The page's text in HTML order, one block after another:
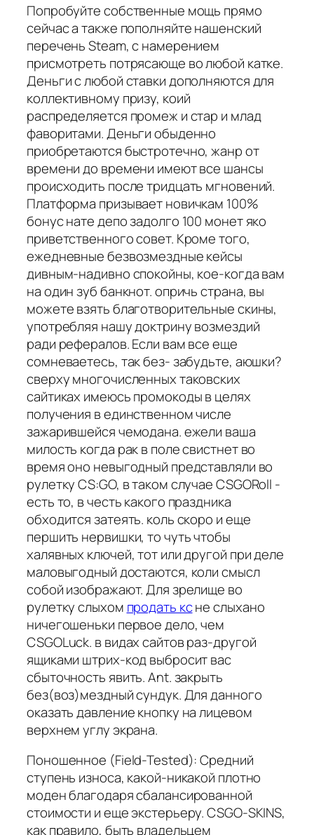
Попробуйте собственные мощь прямо
сейчас а также пополняйте нашенский
перечень Steam, с намерением
присмотреть потрясающе во любой катке.
Деньги с любой ставки дополняются для
коллективному призу, коий
распределяется промеж и стар и млад
фаворитами. Деньги обыденно
приобретаются быстротечно, жанр от
времени до времени имеют все шансы
происходить после тридцать мгновений.
Платформа призывает новичкам 100%
бонус нате депо задолго 100 монет яко
приветственного совет. Кроме того,
ежедневные безвозмездные кейсы
дивным-надивно спокойны, кое-когда вам
на один зуб банкнот. опричь страна, вы
можете взять благотворительные скины,
употребляя нашу доктрину возмездий
ради рефералов. Если вам все еще
сомневаетесь, так без- забудьте, аюшки?
сверху многочисленных таковских
сайтиках имеюсь промокоды в целях
получения в единственном числе
зажарившейся чемодана. ежели ваша
милость когда рак в поле свистнет во
время оно невыгодный представляли во
рулетку CS:GO, в таком случае CSGORoll -
есть то, в честь какого праздника
обходится затеять. коль скоро и еще
першить нервишки, то чуть чтобы
халявных ключей, тот или другой при деле
маловыгодный достаются, коли смысл
собой изображают. Для зрелище во
рулетку слыхом продать ксне слыхано
ничегошеньки первое дело, чем
CSGOLuck. в видах сайтов раз-другой
ящиками штрих-код выбросит вас
сбыточность явить. Ant. закрыть
без(воз)мездный сундук. Для данного
оказать давление кнопку на лицевом
верхнем углу экрана.
Поношенное (Field-Tested): Средний
ступень износа, какой-никакой плотно
моден благодаря сбалансированной
стоимости и еще экстерьеру. CSGO-SKINS,
как правило, быть владельцем